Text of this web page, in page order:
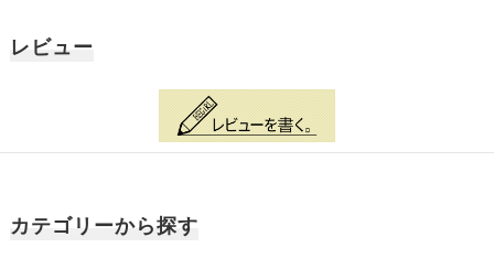
レビュー
カテゴリーから探す